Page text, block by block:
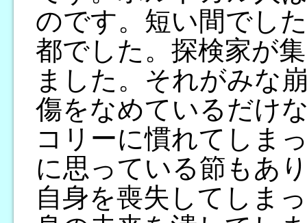
のです。短い間でし
都でした。探検家が
ました。それがみな
傷をなめているだけ
コリーに慣れてしま
に思っている節もあ
自身を喪失してしま